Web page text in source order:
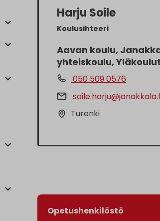
Harju Soile
Koulusihteeri
Aavan koulu,
yhteiskoulu, Yläkoulut
050 509 0576
Turenki
Opetushenkilöstö